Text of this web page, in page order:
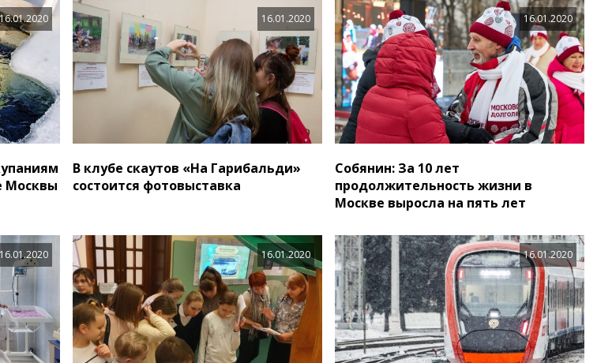
16.01.2020
Москвы
16.01.2020
В клубе скаутов «На Гарибальди»
состоится фотовыставка
16.01.2020
Собянин: За 10 лет
продолжительность жизни в
Москве выросла на пять лет
16.01.2020 16.01.2020 16.01.2020